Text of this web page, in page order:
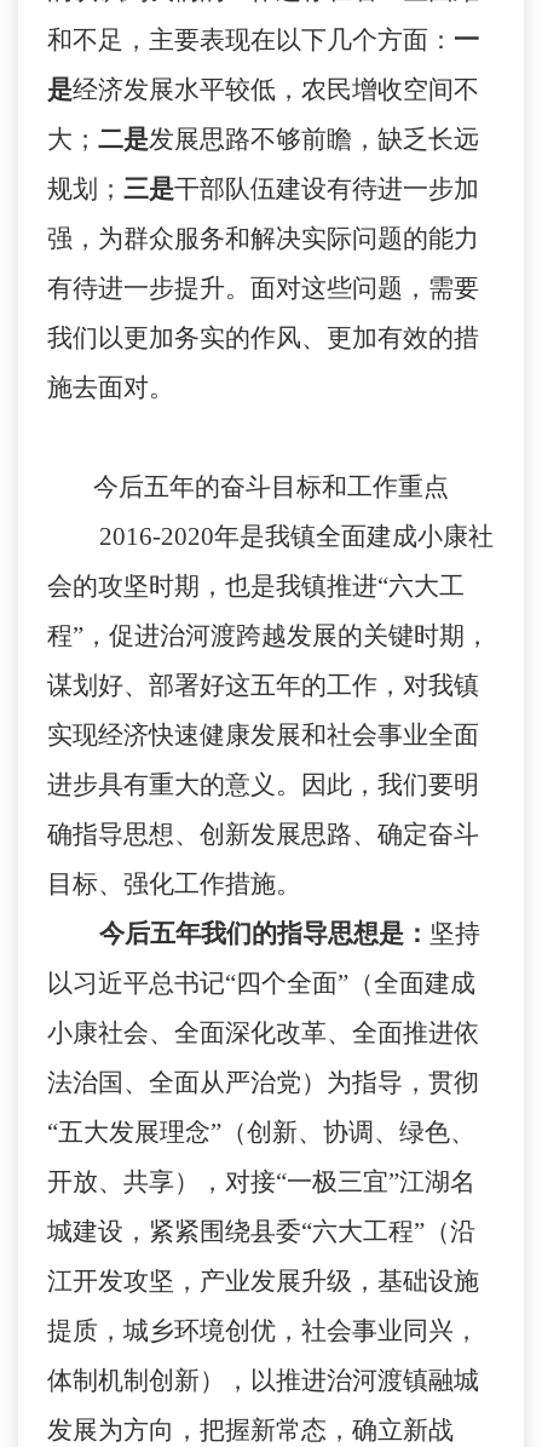
和不足，主要表现在以下几个方面： 一
是经济发展水平较低，农民增收空间不
大； 二是发展思路不够前瞻，缺乏长远
规划； 三是干部队伍建设有待进一步加
强，为群众服务和解决实际问题的能力
有待进一步提升。面对这些问题，需要
我们以更加务实的作风、更加有效的措
施去面对。
今后五年的奋斗目标和工作重点
2016-2020年是我镇全面建成小康社
会的攻坚时期，也是我镇推进“六大工
程”，促进治河渡跨越发展的关键时期，
谋划好、部署好这五年的工作，对我镇
实现经济快速健康发展和社会事业全面
进步具有重大的意义。因此，我们要明
确指导思想、创新发展思路、确定奋斗
目标、强化工作措施。
今后五年我们的指导思想是： 坚持
以习近平总书记“四个全面”（全面建成
小康社会、全面深化改革、全面推进依
法治国、全面从严治党）为指导，贯彻
“五大发展理念”（创新、协调、绿色、
开放、共享），对接“一极三宜”江湖名
城建设，紧紧围绕县委“六大工程”（沿
江开发攻坚，产业发展升级，基础设施
提质，城乡环境创优，社会事业同兴，
体制机制创新），以推进治河渡镇融城
发展为方向，把握新常态，确立新战